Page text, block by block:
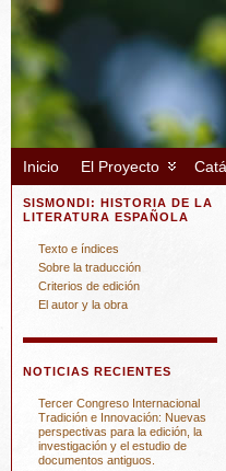
Inicio El Proyecto
SISMONDI: HISTORIA DE LA
LITERATURA ESPAÑOLA
Texto e índices
Sobre la traducción
Criterios de edición
El autor y la obra
NOTICIAS RECIENTES
Tercer Congreso Internacional
Tradición e Innovación: Nuevas
perspectivas para la edición, la
investigación y el estudio de
documentos antiguos.